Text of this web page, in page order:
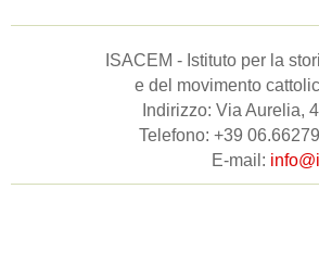
ISACEM - Istituto per la
e del movimento
Indirizzo: Via Aurelia,
Telefono: +39
E-mail: